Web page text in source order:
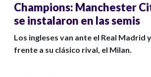
Champions: Manchester
se instalaron en las semis
Los ingleses van ante el Real Madrid
frente a su clásico rival, el Milan.